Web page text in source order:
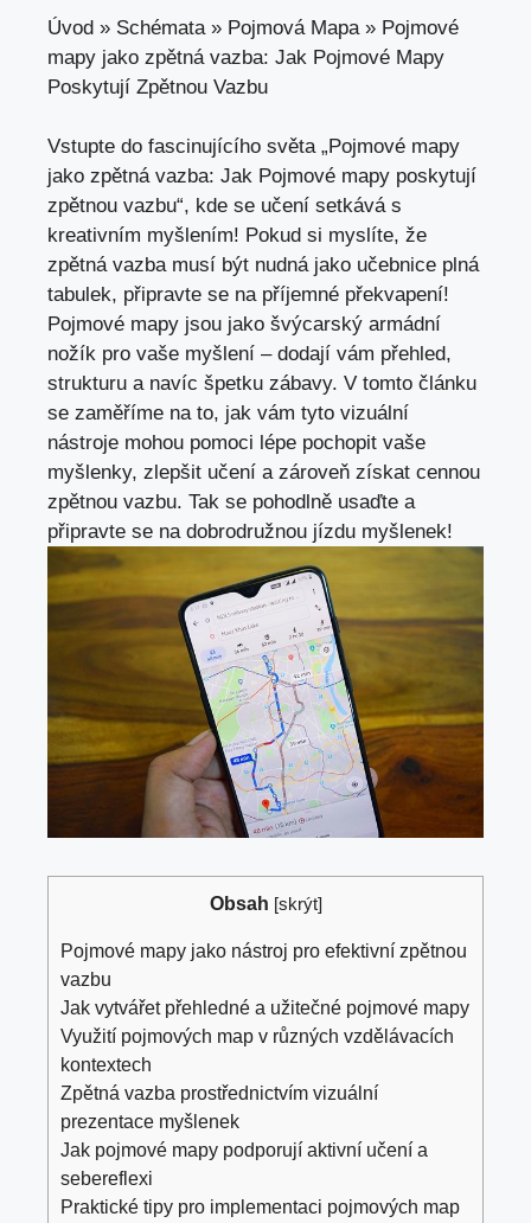
Úvod » Schémata » Pojmová Mapa » Pojmové
mapy jako zpětná vazba: Jak Pojmové Mapy
Poskytují Zpětnou Vazbu
Vstupte ⁣do ​fascinujícího světa „Pojmové mapy
jako zpětná vazba: Jak Pojmové mapy poskytují
zpětnou vazbu“, kde se učení setkává s‌
kreativním myšlením! Pokud si myslíte, že⁤
zpětná vazba musí být nudná jako‍ učebnice plná
tabulek, ‌připravte se ⁢na‌ příjemné překvapení!
Pojmové‍ mapy jsou jako švýcarský armádní
nožík‌ pro vaše myšlení⁤ –‍ dodají vám přehled,
strukturu a navíc špetku zábavy.‌ V tomto článku
se ⁤zaměříme na to, jak vám tyto vizuální
nástroje mohou ⁣pomoci lépe pochopit ⁤vaše
myšlenky, zlepšit učení a ⁢zároveň získat⁢ cennou
zpětnou vazbu. Tak ‍se pohodlně usaďte a
připravte se na dobrodružnou jízdu myšlenek!
Obsah [skrýt]
Pojmové mapy jako ⁤nástroj pro efektivní zpětnou
vazbu
Jak vytvářet přehledné ⁣a ‍užitečné pojmové mapy
Využití ‍pojmových map v různých ‌vzdělávacích
kontextech
Zpětná vazba prostřednictvím vizuální
prezentace‍ myšlenek
Jak ‍pojmové mapy podporují aktivní učení a
sebereflexi
Praktické ⁤tipy pro implementaci pojmových map⁢